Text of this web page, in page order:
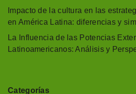
Impacto de la cultura en las
en América Latina: diferencias y
La Influencia de las Potencias
Latinoamericanos: Análisis y
Categorías